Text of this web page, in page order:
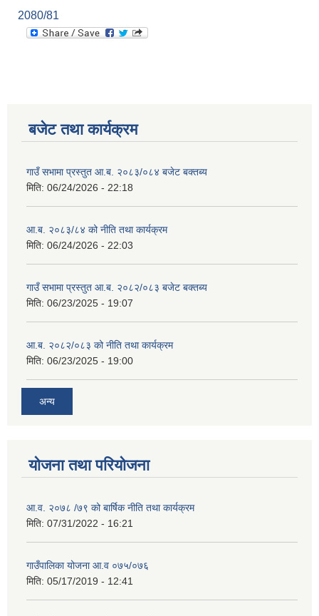
2080/81
बजेट तथा कार्यक्रम
गाउँ सभामा प्रस्तुत आ.ब. २०८३/०८४ बजेट बक्तब्य
मिति: 06/24/2026 - 22:18
आ.ब. २०८३/८४ को नीति तथा कार्यक्रम
मिति: 06/24/2026 - 22:03
गाउँ सभामा प्रस्तुत आ.ब. २०८२/०८३ बजेट बक्तब्य
मिति: 06/23/2025 - 19:07
आ.ब. २०८२/०८३ को नीति तथा कार्यक्रम
मिति: 06/23/2025 - 19:00
अन्य
योजना तथा परियोजना
आ.व. २०७८ /७९ को बार्षिक नीति तथा कार्यक्रम
मिति: 07/31/2022 - 16:21
गाउँपालिका योजना आ.व ०७५/०७६
मिति: 05/17/2019 - 12:41